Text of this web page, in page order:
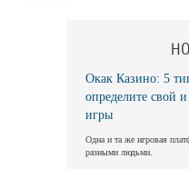
Окак Казино: 5
определите свой
игры
Одна и та же игровая
разными людьми.